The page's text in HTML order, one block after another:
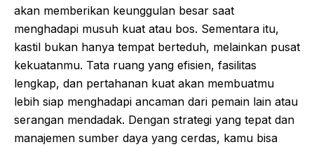
akan memberikan keunggulan besar saat
menghadapi musuh kuat atau bos. Sementara itu,
kastil bukan hanya tempat berteduh, melainkan pusat
kekuatanmu. Tata ruang yang efisien, fasilitas
lengkap, dan pertahanan kuat akan membuatmu
lebih siap menghadapi ancaman dari pemain lain atau
serangan mendadak. Dengan strategi yang tepat dan
manajemen sumber daya yang cerdas, kamu bisa